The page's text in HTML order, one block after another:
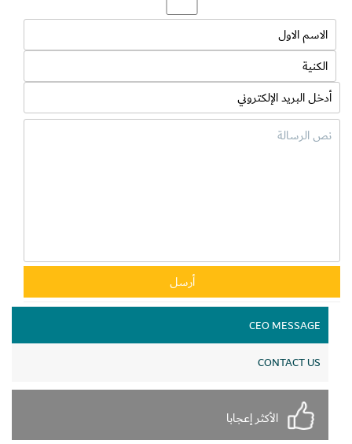
تعاونية الاتحاد والتي تتيح لنا دمج طيف متنوع من حلول الدفع
المتقدمة، ما يتيح لنا إرساء معايير جديدة لتجربة التسوق لدى العملاء
في دولة الإمارات العربية المتحدة. إذ تتماشى هذه الشراكة الاستراتيجية
مع التزامنا المستمر بتقديم حلول دفع مبتكرة ومتكاملة وآمنة سواء عبر
قنوات التجارة الإلكترونية أو داخل منافذ التجزئة”.
والجدير بالذكر أن الشراكة الجديدة بين تعاونية الاتحاد وشركة “نتورك
إنترناشيونال” تعتمد على رؤيتهما المشتركة ومساعيهما لإحداث نقلة
نوعية في تجارب التسوق والدفع لدى المستهلكين، وتمكين الأفراد من
استخدام المزيد من خيارات الدفع المرنة التي تتيح لهم قدرة أوسع على
CEO MESSAGE
CONTACT US
الأكثر إعجابا